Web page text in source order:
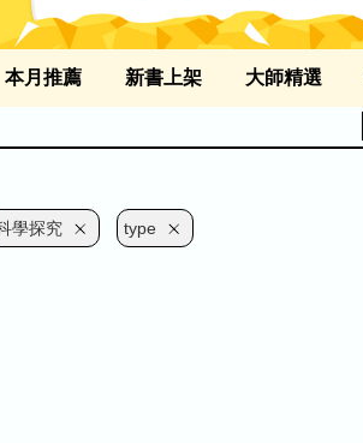
本月推薦 新書上架 大師精選
學探究 type